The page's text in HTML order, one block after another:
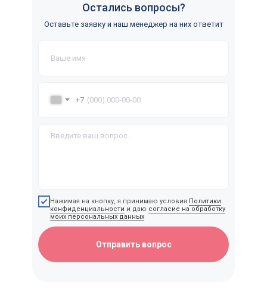
Остались вопросы?
Оставьте заявку и наш менеджер на них ответит
+7
Нажимая на кнопку, я принимаю условия Политики
конфиденциальности и даю согласие на обработку
моих персональных данных
Отправить вопрос